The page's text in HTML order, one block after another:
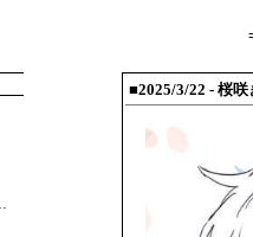
■2025/3/22 - 桜咲